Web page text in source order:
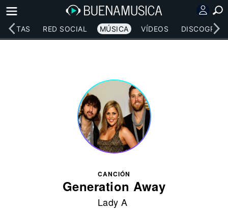
RED SOCIAL MÚSICA VÍDEOS
CANCIÓN
Generation Away
Lady A